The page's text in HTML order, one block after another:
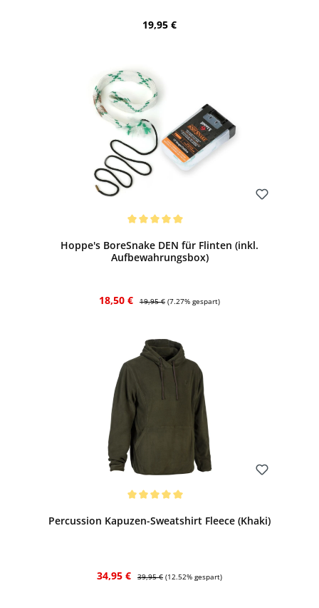
Regulärer Preis:
19,95 €
Hoppe's BoreSnake DEN für Flinten (inkl.
Aufbewahrungsbox)
Verkaufspreis:
18,50 € Regulärer Preis:
19,95 € (7.27% gespart)
Percussion Kapuzen-Sweatshirt Fleece (Khaki)
Verkaufspreis:
34,95 € Regulärer Preis:
39,95 € (12.52% gespart)